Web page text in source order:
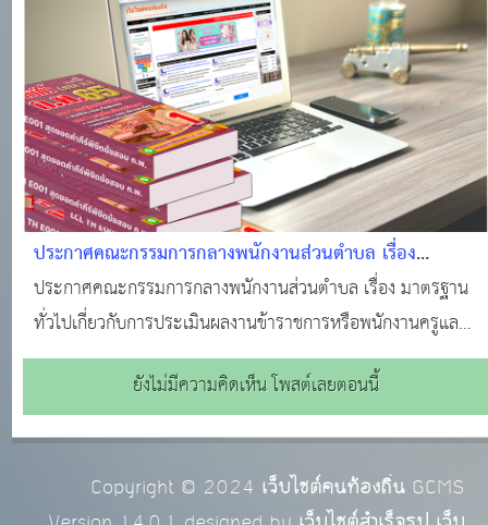
ประกาศคณะกรรมการกลางพนักงานส่วนตำบล เรื่อง
มาตรฐานทั่วไปเกี่ยวกับการประเมินผลงานข้าราชการหรือ
พนักงานครูและบุคลากรทางการศึกษาองค์การบริหารส่วน
ตำบลตำแหน่งครู เพื่อให้มีหรือเลื่อนวิทยฐานะสูงขึ้น พ.ศ.
2561 ลงวันที่ 9 พฤษภาคม 2561
ประกาศคณะกรรมการกลางพนักงานส่วนตำบล เรื่อง มาตรฐาน
ทั่วไปเกี่ยวกับการประเมินผลงานข้าราชการหรือพนักงานครูและ
บุคลากรทางการศึกษาองค์การบริหารส่วนตำบลตำแหน่งครู เพื่อ
ให้มีหรือเลื่อนวิทยฐานะสูงขึ้น พ.ศ. 2561 ลงวันที่ 9 พฤษภาคม
2561
ยังไม่มีความคิดเห็น โพสต์เลยตอนนี้
Copyright © 2024 เว็บไซต์คนท้องถิ่นGCMS